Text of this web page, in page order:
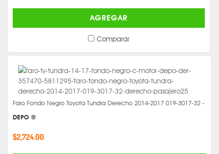
AGREGAR
Comparar
Faro Fondo Negro Toyota Tundra Derecho 2014-2017 019-3017-32 -
DEPO ®
$2,724.00